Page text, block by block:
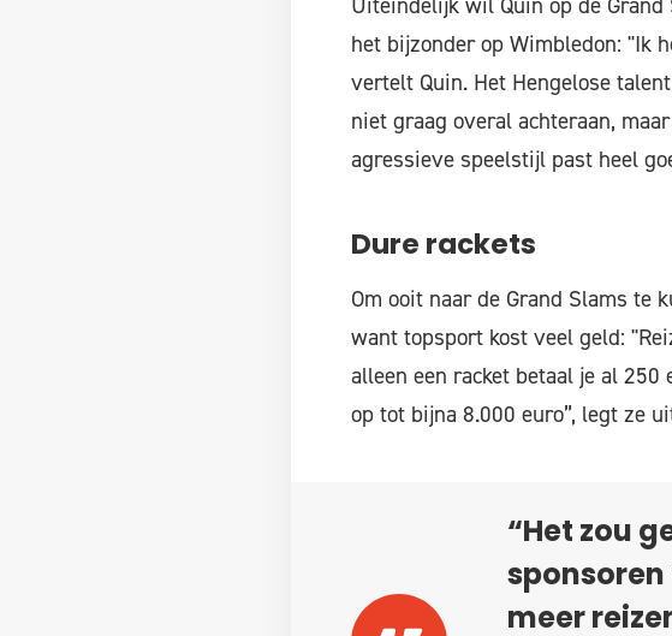
het bijzonder op Wimbledon: "Ik
vertelt Quin. Het Hengelose
niet graag overal achteraan,
agressieve speelstijl past heel
Dure rackets
Om ooit naar de Grand Slams te
want topsport kost veel geld:
alleen een racket betaal je al
op tot bijna 8.000 euro”, legt ze
“Het zou
sponsoren
meer